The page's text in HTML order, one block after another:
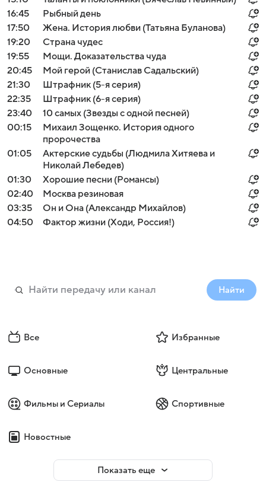
16:45
Рыбный день
17:50
Жена. История любви (Татьяна Буланова)
19:20
Страна чудес
19:55
Мощи. Доказательства чуда
20:45
Мой герой (Станислав Садальский)
21:30
Штрафник (5-я серия)
22:35
Штрафник (6-я серия)
23:40
10 самых (Звезды с одной песней)
00:15
Михаил Зощенко. История одного
пророчества
01:05
Актерские судьбы (Людмила Хитяева и
Николай Лебедев)
01:30
Хорошие песни (Романсы)
02:40
Москва резиновая
03:35
Он и Она (Александр Михайлов)
04:50
Фактор жизни (Ходи, Россия!)
Найти
Все Избранные
Основные Центральные
Фильмы и Сериалы Спортивные
Новостные
Показать еще